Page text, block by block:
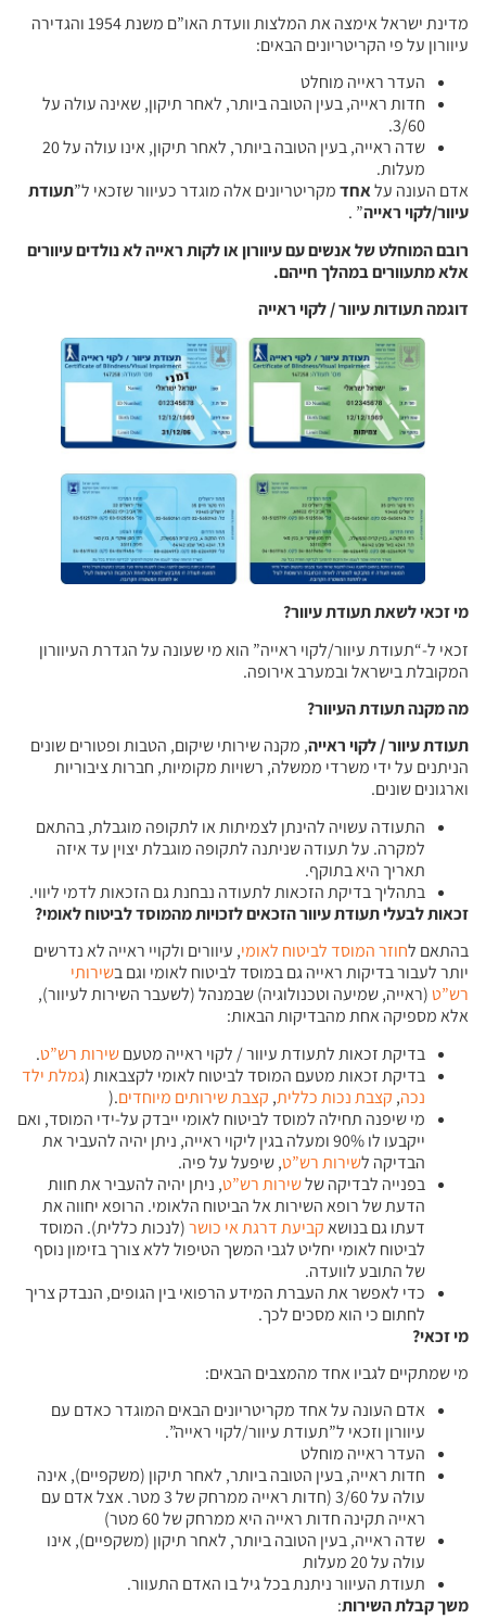
מדינת ישראל אימצה את המלצות וועדת האו”ם משנת 1954 והגדירה
עיוורון על פי הקריטריונים הבאים:
העדר ראייה מוחלט
חדות ראייה, בעין הטובה ביותר, לאחר תיקון, שאינה עולה על
3/60.
שדה ראייה, בעין הטובה ביותר, לאחר תיקון, אינו עולה על 20
מעלות.
אדם העונה עלאחדמקריטריונים אלה מוגדר כעיוור שזכאי ל”תעודת
עיוור/לקוי ראייה” .
רובם המוחלט של אנשים עם עיוורון או לקות ראייה לא נולדים עיוורים
אלא מתעוורים במהלך חייהם.
דוגמה תעודות עיוור / לקוי ראייה
מי זכאי לשאת תעודת עיוור?
זכאי ל-“תעודת עיוור/לקוי ראייה” הוא מי שעונה על הגדרת העיוורון
המקובלת בישראל ובמערב אירופה.
מה מקנה תעודת העיוור?
תעודת עיוור / לקוי ראייה, מקנה שירותי שיקום, הטבות ופטורים שונים
הניתנים על ידי משרדי ממשלה, רשויות מקומיות, חברות ציבוריות
וארגונים שונים.
התעודה עשויה להינתן לצמיתות או לתקופה מוגבלת, בהתאם
למקרה. על תעודה שניתנה לתקופה מוגבלת יצוין עד איזה
תאריך היא בתוקף.
בתהליך בדיקת הזכאות לתעודה נבחנת גם הזכאות לדמי ליווי.
זכאות לבעלי תעודת עיוור הזכאים לזכויות מהמוסד לביטוח לאומי?
בהתאם לחוזר המוסד לביטוח לאומי, עיוורים ולקויי ראייה לא נדרשים
יותר לעבור בדיקות ראייה גם במוסד לביטוח לאומי וגם בשירותי
רש”ט(ראייה, שמיעה וטכנולוגיה) שבמנהל (לשעבר השירות לעיוור),
אלא מספיקה אחת מהבדיקות הבאות:
בדיקת זכאות לתעודת עיוור / לקוי ראייה מטעםשירות רש”ט.
בדיקת זכאות מטעם המוסד לביטוח לאומי לקצבאות (גמלת ילד
נכה, קצבת נכות כללית, קצבת שירותים מיוחדים.(
מי שיפנה תחילה למוסד לביטוח לאומי ייבדק על-ידי המוסד, ואם
ייקבעו לו 90% ומעלה בגין ליקוי ראייה, ניתן יהיה להעביר את
הבדיקה לשירות רש”ט, שיפעל על פיה.
בפנייה לבדיקה שלשירות רש”ט, ניתן יהיה להעביר את חוות
הדעת של רופא השירות אל הביטוח הלאומי. הרופא יחווה את
דעתו גם בנושאקביעת דרגת אי כושר(לנכות כללית). המוסד
לביטוח לאומי יחליט לגבי המשך הטיפול ללא צורך בזימון נוסף
של התובע לוועדה.
כדי לאפשר את העברת המידע הרפואי בין הגופים, הנבדק צריך
לחתום כי הוא מסכים לכך.
מי זכאי?
מי שמתקיים לגביו אחד מהמצבים הבאים:
אדם העונה על אחד מקריטריונים הבאים המוגדר כאדם עם
עיוורון וזכאי ל”תעודת עיוור/לקוי ראייה”.
העדר ראייה מוחלט
חדות ראייה, בעין הטובה ביותר, לאחר תיקון (משקפיים), אינה
עולה על 3/60 (חדות ראייה ממרחק של 3 מטר. אצל אדם עם
ראייה תקינה חדות ראייה היא ממרחק של 60 מטר)
שדה ראייה, בעין הטובה ביותר, לאחר תיקון (משקפיים), אינו
עולה על 20 מעלות
תעודת העיוור ניתנת בכל גיל בו האדם התעוור.
משך קבלת השירות: